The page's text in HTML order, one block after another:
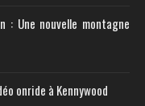
: Une nouvelle montagne
onride à Kennywood